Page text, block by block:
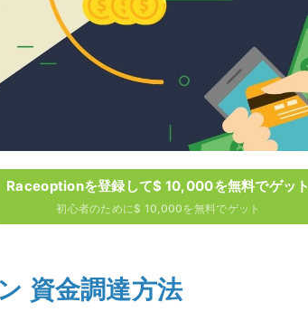
Raceoptionを登録して$ 10,000を無料でゲット
初心者のために$ 10,000を無料でゲット
資金調達方法